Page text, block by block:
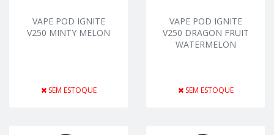
VAPE POD IGNITE
V250 MINTY MELON
SEM ESTOQUE
VAPE POD IGNITE
V250 DRAGON FRUIT
WATERMELON
SEM ESTOQUE